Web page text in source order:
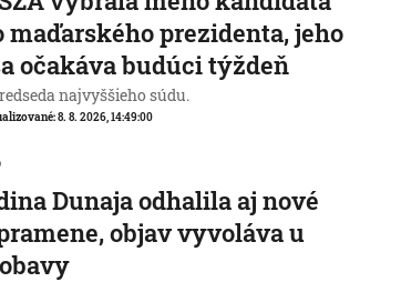
maďarského prezidenta, jeho
očakáva budúci týždeň
najvyššieho súdu.
8. 8. 2026, 14:49:00
Dunaja odhalila aj nové
objav vyvoláva u